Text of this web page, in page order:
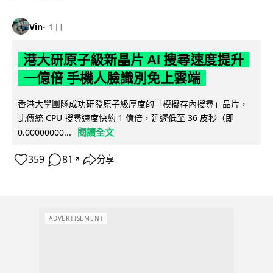
Vin 1 日
港大研原子級新晶片 AI 搜尋速度提升
一億倍 手機人臉識別免上雲端
香港大學團隊成功研發原子級厚度的「模擬存內搜尋」晶片，
比傳統 CPU 搜尋速度快約 1 億倍，延遲低至 36 皮秒（即
0.00000000...
閱讀全文
359 81 ↗ 分享
ADVERTISEMENT